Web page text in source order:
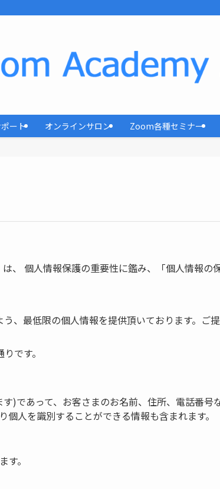
ート オンラインサロン Zoom各種セミナー
、 個人情報保護の重要性に鑑み、「個人情報
、最低限の個人情報を提供頂いております。ご
です。
)であって、お客さまのお名前、住所、電話番
人を識別することができる情報も含まれます。
。